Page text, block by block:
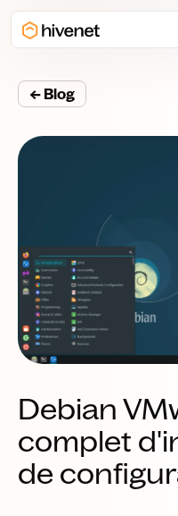
← Blog
Debian
complet
de